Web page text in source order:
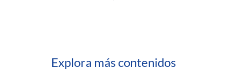
Explora más contenidos